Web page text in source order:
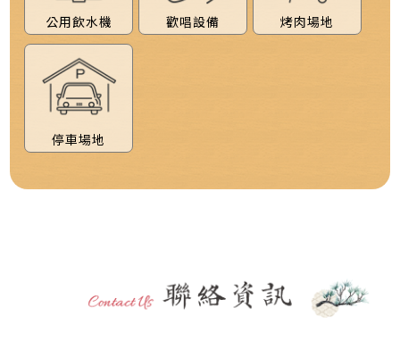
公用飲水機 歡唱設備 烤肉場地
停車場地